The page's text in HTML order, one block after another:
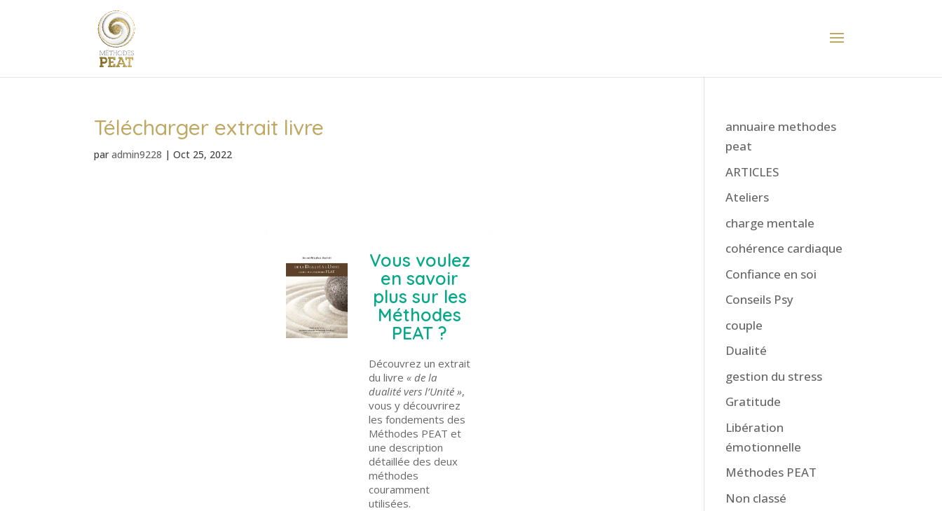
Télécharger extrait livre
paradmin9228 |Oct 25, 2022
Vous voulez
en savoir
plus sur les
Méthodes
PEAT ?
Découvrez un extrait
du livre « de la
dualité vers l’Unité »,
vous y découvrirez
les fondements des
Méthodes PEAT et
une description
détaillée des deux
méthodes
couramment
utilisées.
annuaire methodes
peat
ARTICLES
Ateliers
charge mentale
cohérence cardiaque
Confiance en soi
Conseils Psy
couple
Dualité
gestion du stress
Gratitude
Libération
émotionnelle
Méthodes PEAT
Non classé